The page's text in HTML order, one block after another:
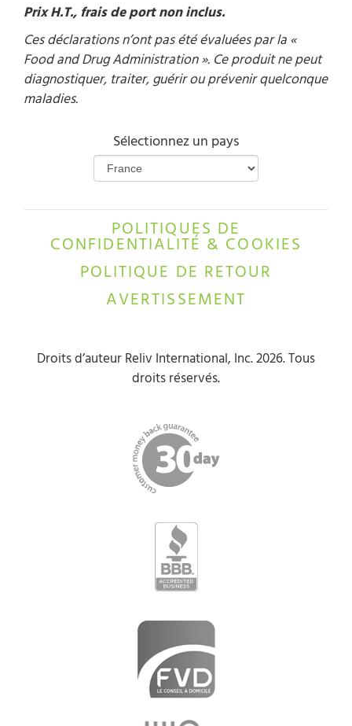
Prix H.T., frais de port non inclus.
Ces déclarations n’ont pas été évaluées par la «
Food and Drug Administration ». Ce produit ne peut
diagnostiquer, traiter, guérir ou prévenir quelconque
maladies.
Sélectionnez un pays
POLITIQUES DE
CONFIDENTIALITÉ & COOKIES
POLITIQUE DE RETOUR
AVERTISSEMENT
Droits d’auteur Reliv International, Inc. 2026. Tous
droits réservés.